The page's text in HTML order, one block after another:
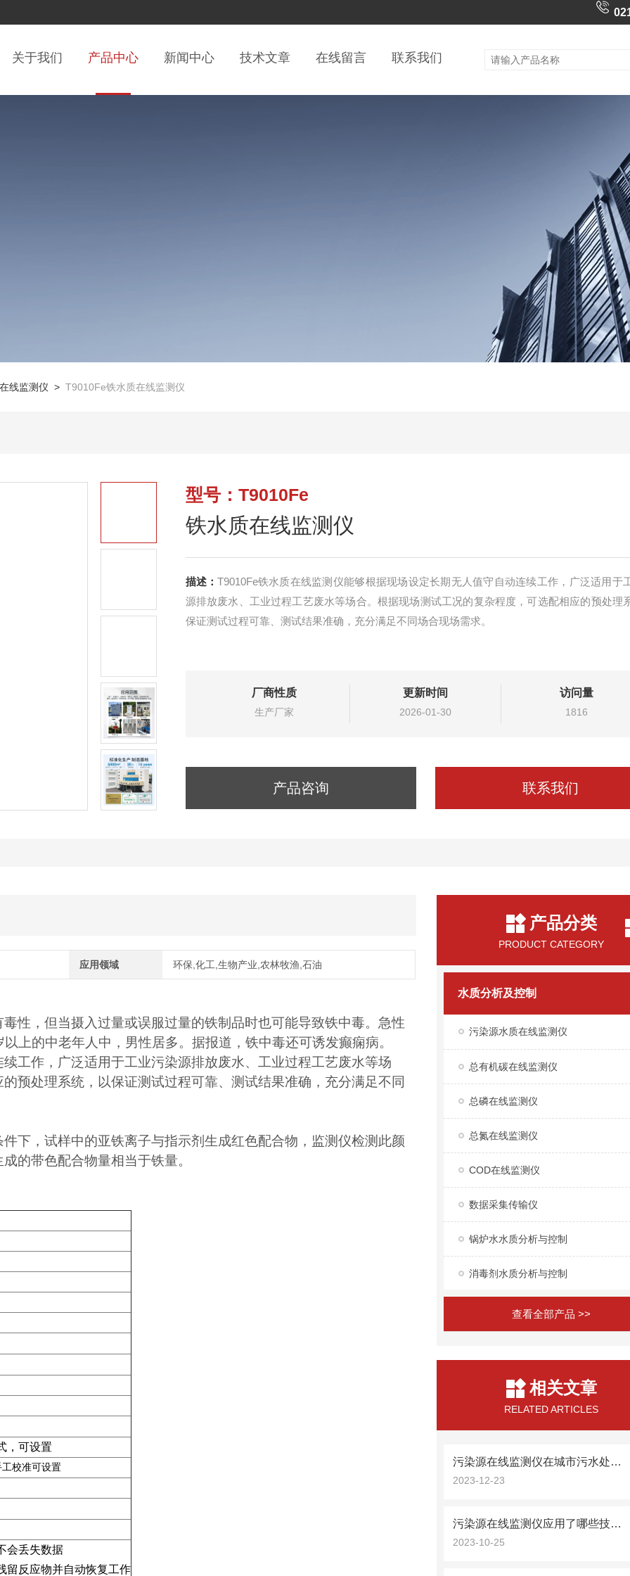
关于我们 产品中心 新闻中心 技术文章 在线留言 联系我们
线监测仪 > T9010Fe铁水质在线监测仪
型号：T9010Fe
铁水质在线监测仪
描述： T9010Fe铁水质在线监测仪能够根据现场设定长期无人值守自动连续工作，广泛适用于
源排放废水、工业过程工艺废水等场合。根据现场测试工况的复杂程度，可选配相应的预处理
保证测试过程可靠、测试结果准确，充分满足不同场合现场需求。
厂商性质
生产厂家
更新时间
2026-01-30
访问量
1816
产品咨询 联系我们
应用领域 环保,化工,生物产业,农林牧渔,石油
性，但当摄入过量或误服过量的铁制品时也可能导致铁中毒。急性
上的中老年人中，男性居多。据报道，铁中毒还可诱发癫痫病。
工作，广泛适用于工业污染源排放废水、 工业过程工艺废水等场
预处理系统，以保证测试过程可靠、 测试结果准确，充分满足不同
下，试样中的亚铁离子与指示剂生成红色配合物，监测仪检测此颜
的带色配合物量相当于铁量。
，可设置
校准可设置
会丢失数据
留反应物并自动恢复工作
产品分类
PRODUCT CATEGORY
水质分析及控制
污染源水质在线监测仪
总有机碳在线监测仪
总磷在线监测仪
总氮在线监测仪
COD在线监测仪
数据采集传输仪
锅炉水水质分析与控制
消毒剂水质分析与控制
查看全部产品 >>
相关文章
RELATED ARTICLES
污染源在线监测仪在城市污水处理中的应用
2023-12-23
污染源在线监测仪应用了哪些技术？
2023-10-25